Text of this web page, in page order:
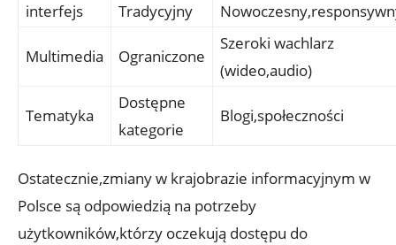
interfejs
Tradycyjny
Multimedia Ograniczone
Szeroki wachlarz
(wideo,audio)
Tematyka
Dostępne
kategorie
Blogi,społeczności
Ostatecznie,zmiany w krajobrazie informacyjnym w
Polsce są odpowiedzią na potrzeby
użytkowników,którzy oczekują dostępu do